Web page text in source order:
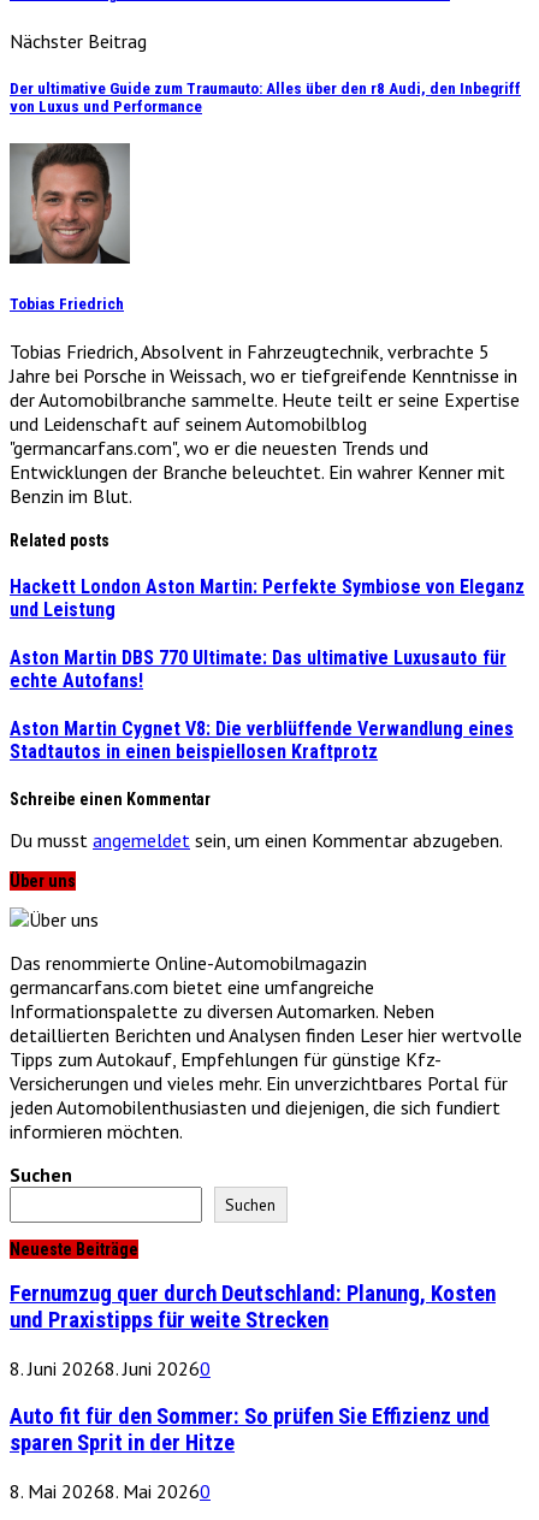
Nächster Beitrag
Der ultimative Guide zum Traumauto: Alles über den r8 Audi, den Inbegriff
von Luxus und Performance
Tobias Friedrich
Tobias Friedrich, Absolvent in Fahrzeugtechnik, verbrachte 5
Jahre bei Porsche in Weissach, wo er tiefgreifende Kenntnisse in
der Automobilbranche sammelte. Heute teilt er seine Expertise
und Leidenschaft auf seinem Automobilblog
"germancarfans.com", wo er die neuesten Trends und
Entwicklungen der Branche beleuchtet. Ein wahrer Kenner mit
Benzin im Blut.
Related posts
Hackett London Aston Martin: Perfekte Symbiose von Eleganz
und Leistung
Aston Martin DBS 770 Ultimate: Das ultimative Luxusauto für
echte Autofans!
Aston Martin Cygnet V8: Die verblüffende Verwandlung eines
Stadtautos in einen beispiellosen Kraftprotz
Schreibe einen Kommentar
Du musst angemeldet sein, um einen Kommentar abzugeben.
Über uns
Das renommierte Online-Automobilmagazin
germancarfans.com bietet eine umfangreiche
Informationspalette zu diversen Automarken. Neben
detaillierten Berichten und Analysen finden Leser hier wertvolle
Tipps zum Autokauf, Empfehlungen für günstige Kfz-
Versicherungen und vieles mehr. Ein unverzichtbares Portal für
jeden Automobilenthusiasten und diejenigen, die sich fundiert
informieren möchten.
Suchen
Suchen
Neueste Beiträge
Fernumzug quer durch Deutschland: Planung, Kosten
und Praxistipps für weite Strecken
8. Juni 20268. Juni 20260
Auto fit für den Sommer: So prüfen Sie Effizienz und
sparen Sprit in der Hitze
8. Mai 20268. Mai 20260